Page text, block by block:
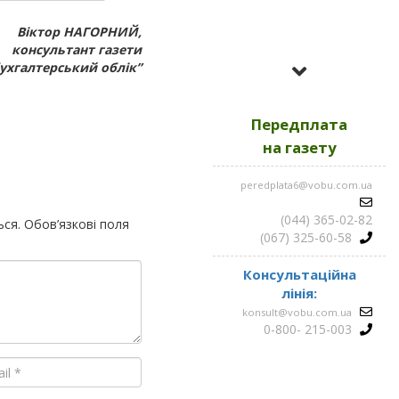
Віктор НАГОРНИЙ,
консультант газети
облік”
Обов’язкові поля
2023
Усі номери за
2022
Усі номери за
2021
Передплата
на газету
peredplata6@vobu.com.ua
(044) 365-02-82
(067) 325-60-58
Консультаційна
лінія:
konsult@vobu.com.ua
0-800- 215-003